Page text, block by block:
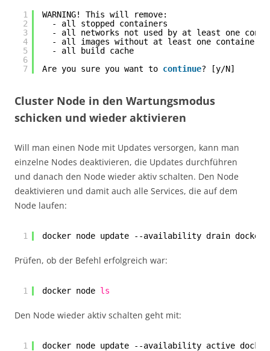
1
2
3
4
5
6
7
WARNING! This will remove:
- all stopped containers
- all networks not used by at least one
- all images without at least one container
- all build cache
Are you sure you want to continue? [y/N]
Cluster Node in den Wartungsmodus
schicken und wieder aktivieren
Will man einen Node mit Updates versorgen, kann man
einzelne Nodes deaktivieren, die Updates durchführen
und danach den Node wieder aktiv schalten. Den Node
deaktivieren und damit auch alle Services, die auf dem
Node laufen:
1 docker node update --availability drain docker-
Prüfen, ob der Befehl erfolgreich war:
1 docker node ls
Den Node wieder aktiv schalten geht mit:
1 docker node update --availability active docker-